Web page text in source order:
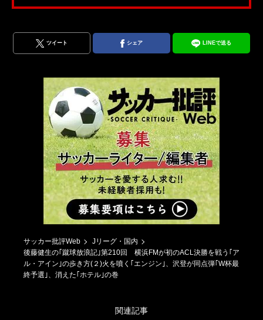
ツイート シェア LINEで送る
サッカー批評Web
Jリーグ・国内
後藤健生の｢蹴球放浪記｣第210回 横浜FMが初のACL決勝を戦う｢ア
ル・アイン｣の歩き方(２)火を噴く｢エンジン｣、沢登が同点弾｢W杯最
終予選｣、消えた｢ホテル｣の巻
関連記事